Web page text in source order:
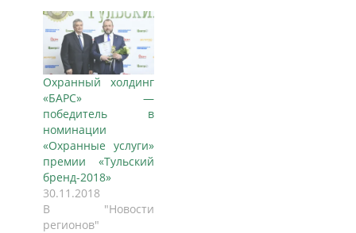
Охранный холдинг
«БАРС» —
победитель в
номинации
«Охранные услуги»
премии «Тульский
бренд-2018»
30.11.2018
В "Новости
регионов"